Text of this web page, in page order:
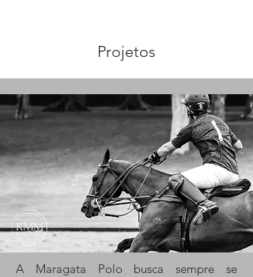
Projetos
A Maragata Polo busca sempre se